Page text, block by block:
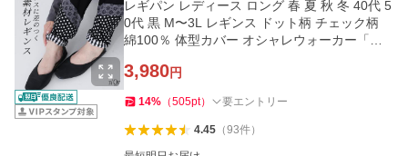
レギパン レディース ロング 春 夏 秋 冬 40代 5
0代 黒 M〜3L レギンス ドット柄 チェック柄
綿100％ 体型カバー オシャレウォーカー「メ
3,980円
14% （505pt） 要エントリー
4.45（93件）